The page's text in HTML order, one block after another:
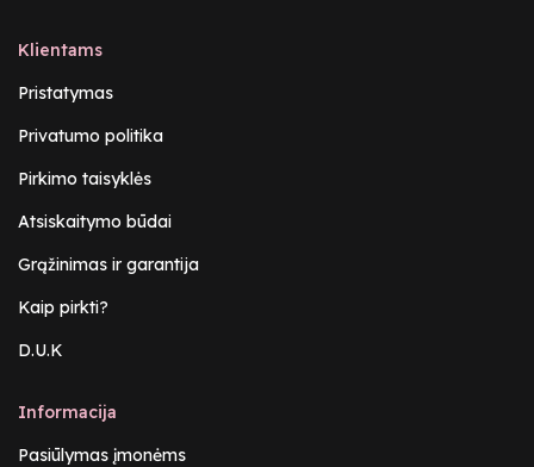
Klientams
Pristatymas
Privatumo politika
Pirkimo taisyklės
Atsiskaitymo būdai
Grąžinimas ir garantija
Kaip pirkti?
D.U.K
Informacija
Pasiūlymas įmonėms